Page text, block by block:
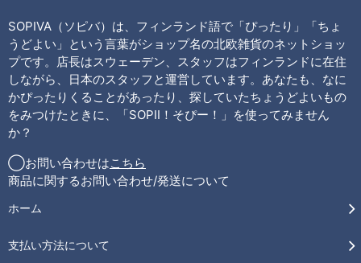
SOPIVA（ソピバ）は、フィンランド語で「ぴったり」「ちょ
うどよい」という言葉がショップ名の北欧雑貨のネットショッ
プです。店長はスウェーデン、スタッフはフィンランドに在住
しながら、日本のスタッフと運営しています。あなたも、なに
かぴったりくることがあったり、探していたちょうどよいもの
をみつけたときに、「SOPII！そぴー！」を使ってみません
か？
◯お問い合わせはこちら
商品に関するお問い合わせ/発送について
ホーム
支払い方法について